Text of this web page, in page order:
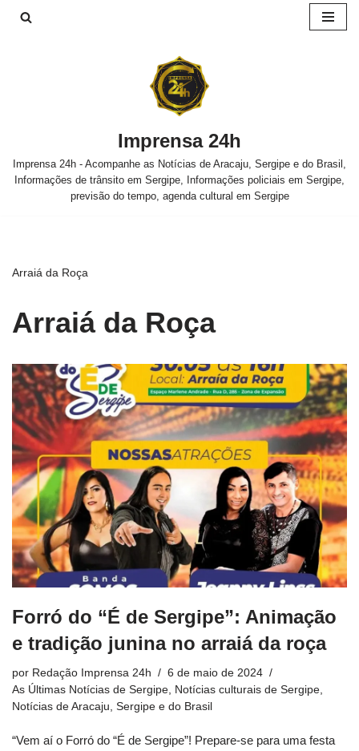
Imprensa 24h
Imprensa 24h - Acompanhe as Notícias de Aracaju, Sergipe e do Brasil,
Informações de trânsito em Sergipe, Informações policiais em Sergipe,
previsão do tempo, agenda cultural em Sergipe
Arraiá da Roça
Arraiá da Roça
Forró do “É de Sergipe”: Animação
e tradição junina no arraiá da roça
por Redação Imprensa 24h
6 de maio de 2024
As Últimas Notícias de Sergipe
Notícias culturais de Sergipe
Notícias de Aracaju, Sergipe e do Brasil
“Vem aí o Forró do “É de Sergipe”! Prepare-se para uma festa